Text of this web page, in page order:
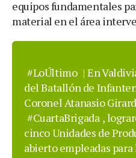
equipos fundamentales
material en el área
#LoÚltimo | En
del Batallón de
Coronel Atanasio
#CuartaBrigada ,
cinco Unidades de
abierto empleadas